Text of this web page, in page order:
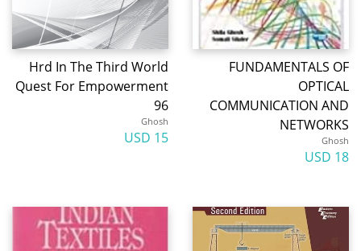
FUNDAMENTALS OF
OPTICAL
COMMUNICATION AND
NETWORKS
Ghosh
18 USD
Hrd In The Third World
Quest For Empowerment
96
Ghosh
15 USD